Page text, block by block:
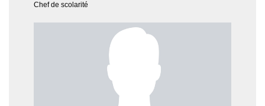
Chef de scolarité